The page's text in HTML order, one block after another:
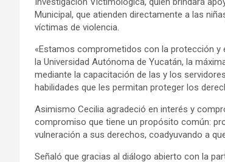
Municipal, que atienden directamente a las
víctimas de violencia.
«Estamos comprometidos con la protección y
la Universidad Autónoma de Yucatán, la
mediante la capacitación de las y los
habilidades que les permitan proteger los
Asimismo Cecilia agradeció en interés y
compromiso que tiene un propósito común:
vulneración a sus derechos, coadyuvando a
Señaló que gracias al diálogo abierto con la